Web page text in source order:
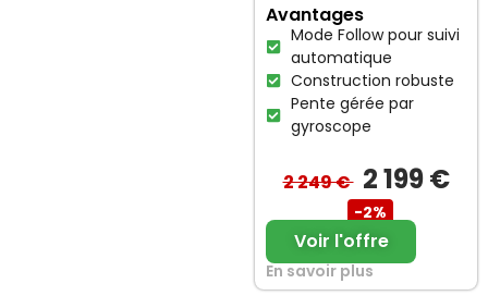
Avantages
Mode Follow pour suivi
automatique
Construction robuste
Pente gérée par
gyroscope
2 249 € 2 199 €
-2%
Voir l'offre
En savoir plus